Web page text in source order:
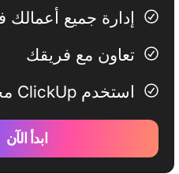
إدارة جميع
تعاون مع فريقك
استخدم ClickUp مجانًا—إلى الأبد
ابدأ الآن